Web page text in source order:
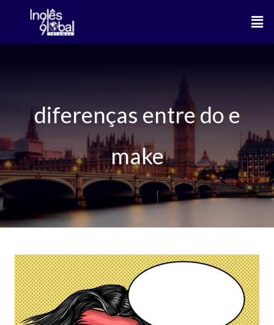
o
diferenças entre do e
make
DIFERENÇAS
ENTRE
MAKE
E